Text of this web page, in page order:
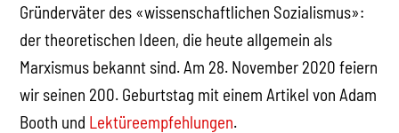
Gründerväter des «wissenschaftlichen Sozialismus»:
der theoretischen Ideen, die heute allgemein als
Marxismus bekannt sind. Am 28. November 2020 feiern
wir seinen 200. Geburtstag mit einem Artikel von Adam
Booth und Lektüreempfehlungen.